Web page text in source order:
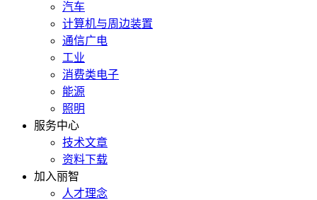
汽车
计算机与周边装置
通信广电
工业
消费类电子
能源
照明
服务中心
技术文章
资料下载
加入丽智
人才理念